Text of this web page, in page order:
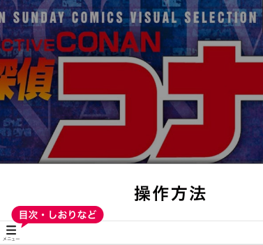
:692.15.692.659:t-vnqp.lunrzsdszk.vn.oi